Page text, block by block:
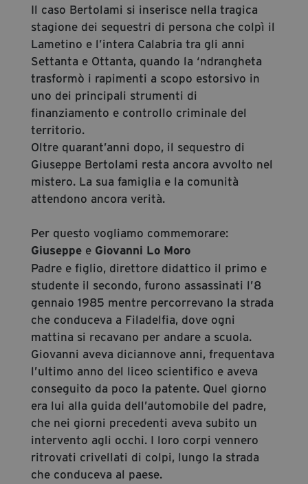
Il caso Bertolami si inserisce nella tragica
stagione dei sequestri di persona che colpì il
Lametino e l’intera Calabria tra gli anni
Settanta e Ottanta, quando la ‘ndrangheta
trasformò i rapimenti a scopo estorsivo in
uno dei principali strumenti di
finanziamento e controllo criminale del
territorio.
Oltre quarant’anni dopo, il sequestro di
Giuseppe Bertolami resta ancora avvolto nel
mistero. La sua famiglia e la comunità
attendono ancora verità.
Per questo vogliamo commemorare:
Giuseppe e Giovanni Lo Moro
Padre e figlio, direttore didattico il primo e
studente il secondo, furono assassinati l’8
gennaio 1985 mentre percorrevano la strada
che conduceva a Filadelfia, dove ogni
mattina si recavano per andare a scuola.
Giovanni aveva diciannove anni, frequentava
l’ultimo anno del liceo scientifico e aveva
conseguito da poco la patente. Quel giorno
era lui alla guida dell’automobile del padre,
che nei giorni precedenti aveva subito un
intervento agli occhi. I loro corpi vennero
ritrovati crivellati di colpi, lungo la strada
che conduceva al paese.